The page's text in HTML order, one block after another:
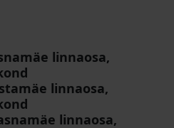
linnaosa,
linnaosa,
linnaosa,